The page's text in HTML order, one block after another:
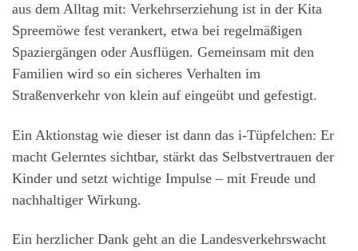
aus dem Alltag mit: Verkehrserziehung ist in der Kita
Spreemöwe fest verankert, etwa bei regelmäßigen
Spaziergängen oder Ausflügen. Gemeinsam mit den
Familien wird so ein sicheres Verhalten im
Straßenverkehr von klein auf eingeübt und gefestigt.
Ein Aktionstag wie dieser ist dann das i-Tüpfelchen: Er
macht Gelerntes sichtbar, stärkt das Selbstvertrauen der
Kinder und setzt wichtige Impulse – mit Freude und
nachhaltiger Wirkung.
Ein herzlicher Dank geht an die Landesverkehrswacht